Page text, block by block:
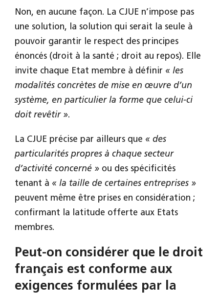
Non, en aucune façon. La CJUE n’impose pas
une solution, la solution qui serait la seule à
pouvoir garantir le respect des principes
énoncés (droit à la santé ; droit au repos). Elle
invite chaque Etat membre à définir « les
modalités concrètes de mise en œuvre d’un
système, en particulier la forme que celui-ci
doit revêtir ».
La CJUE précise par ailleurs que « des
particularités propres à chaque secteur
d’activité concerné » ou des spécificités
tenant à « la taille de certaines entreprises »
peuvent même être prises en considération ;
confirmant la latitude offerte aux Etats
membres.
Peut-on considérer que le droit
français est conforme aux
exigences formulées par la